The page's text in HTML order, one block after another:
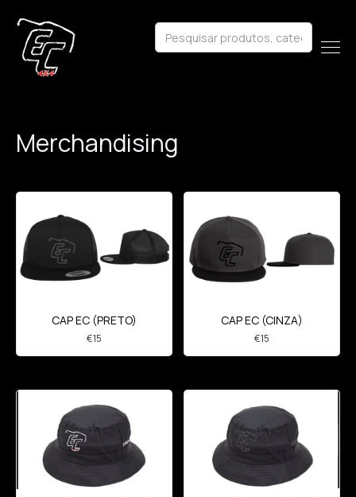
Merchandising
CAP EC (PRETO)
€15
CAP EC (CINZA)
€15